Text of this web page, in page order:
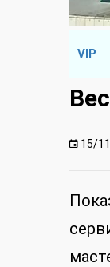
VIP
15/